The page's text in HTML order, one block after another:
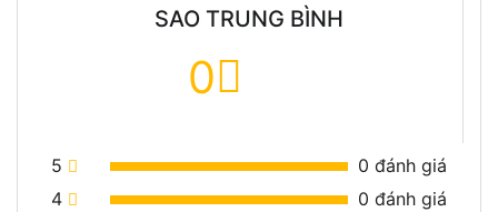
SAO TRUNG BÌNH
0
5 0 đánh giá
4
0 đánh giá